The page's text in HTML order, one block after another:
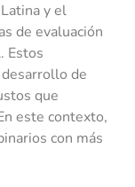
y el
de evaluación
Estos
de
que
este contexto,
con más